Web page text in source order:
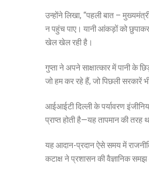
उन्होंने लिखा, “पहली बात –
न पहुंच पाए। यानी आंकड़ों को
खेल खेल रही है।
गुप्ता ने अपने साक्षात्कार में पानी के
जो हम कर रहे हैं, जो पिछली सरकारें
आईआईटी दिल्ली के पर्यावरण
प्राप्त होती है—यह तापमान की
यह आदान-प्रदान ऐसे समय में
कटाक्ष ने प्रशासन की वैज्ञानिक